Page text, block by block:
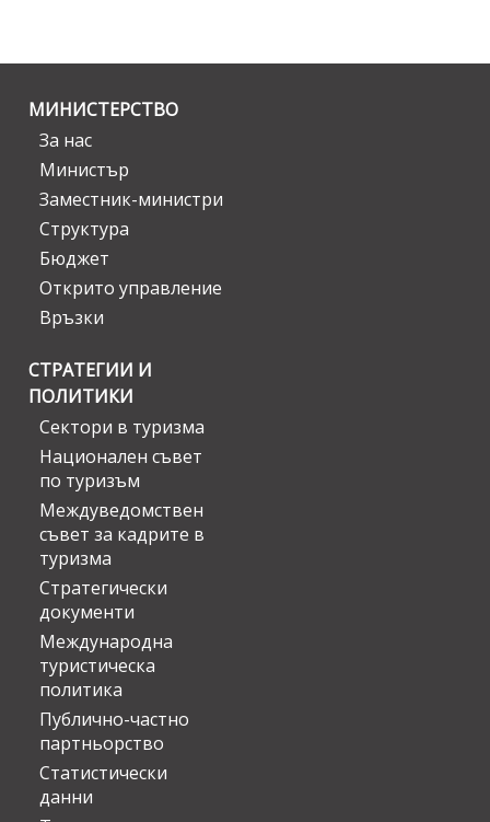
МИНИСТЕРСТВО
За нас
Министър
Заместник-министри
Структура
Бюджет
Открито управление
Връзки
СТРАТЕГИИ И
ПОЛИТИКИ
Сектори в туризма
Национален съвет
по туризъм
Междуведомствен
съвет за кадрите в
туризма
Стратегически
документи
Международна
туристическа
политика
Публично-частно
партньорство
Статистически
данни